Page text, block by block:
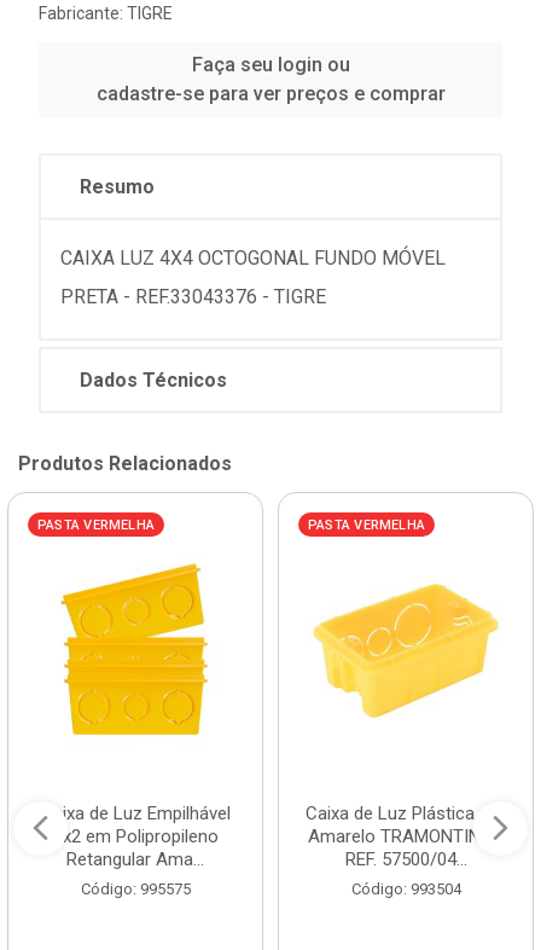
Fabricante: TIGRE
Faça seu login ou
cadastre-se para ver preços e comprar
Resumo
CAIXA LUZ 4X4 OCTOGONAL FUNDO MÓVEL
PRETA - REF.33043376 - TIGRE
Dados Técnicos
Produtos Relacionados
PASTA VERMELHA
Caixa de Luz Empilhável
4x2 em Polipropileno
Retangular Ama...
Código: 995575
PASTA VERMELHA
Caixa de Luz Plástica 4x2
Amarelo TRAMONTINA /
REF. 57500/04...
Código: 993504